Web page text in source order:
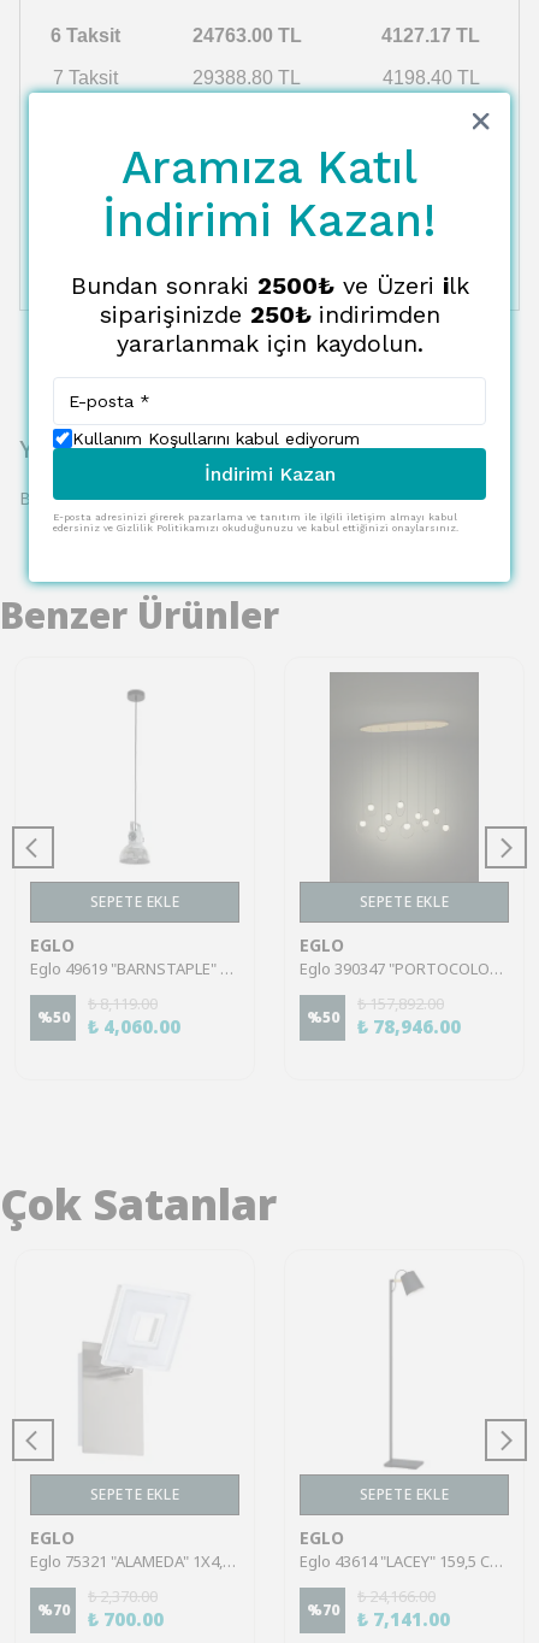
6 Taksit 24763.00 TL 4127.17 TL
7 Taksit 29388.80 TL 4198.40 TL
3756.98 TL
30753.85 TL 3417.09 TL
10 Taksit 31485.06 TL 3148.51 TL
12 Taksit 33057.00 TL 2754.75 TL
Yorumlar
Bu ürün için henüz yorum yapılmamış.
Benzer Ürünler
SEPETE EKLE
EGLO
Eglo 49619 "BARNSTAPLE" 110 Cm Yüksekliğinde Çelik Siyah Sarkıt Avize
%50
₺ 8,119.00
₺ 4,060.00
SEPETE EKLE
EGLO
Eglo 390347 "PORTOCOLOM" 150 Cm Yüksekliğinde Çelik Pirinç, Gold Sarkıt Avize
%50
₺ 157,892.00
₺ 78,946.00
Çok Satanlar
SEPETE EKLE
EGLO
Eglo 75321 "ALAMEDA" 1X4,5W Çelik Nikel Mat Sıva Üstü Spot
%70
₺ 2,370.00
₺ 700.00
SEPETE EKLE
EGLO
Eglo 43614 "LACEY" 159,5 Cm Yüksekliğinde Çelik, Ahşap Köşe Lambası Lambader
%70
₺ 24,166.00
₺ 7,141.00
Aramıza Katıl
İndirimi Kazan!
Bundan sonraki 2500₺ve Üzeri ilk
siparişinizde 250₺ indirimden
yararlanmak için kaydolun.
Kullanım Koşullarını kabul ediyorum
İndirimi Kazan
E-posta adresinizi girerek pazarlama ve tanıtım ile ilgili iletişim almayı kabul
edersiniz ve Gizlilik Politikamızı okuduğunuzu ve kabul ettiğinizi onaylarsınız.